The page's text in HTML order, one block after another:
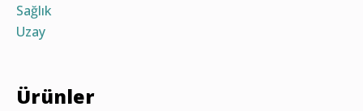
Sağlık
Uzay
Ürünler